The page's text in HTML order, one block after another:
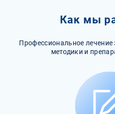
Как мы
Профессиональное
методики и